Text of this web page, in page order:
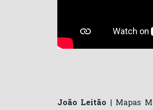
João Leitão | Mapas